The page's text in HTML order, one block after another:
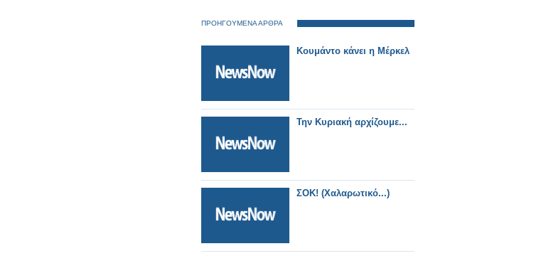
ΠΡΟΗΓΟΥΜΕΝΑ ΑΡΘΡΑ
Κουμάντο κάνει η Μέρκελ
Την Κυριακή αρχίζουμε...
ΣΟΚ! (Χαλαρωτικό...)